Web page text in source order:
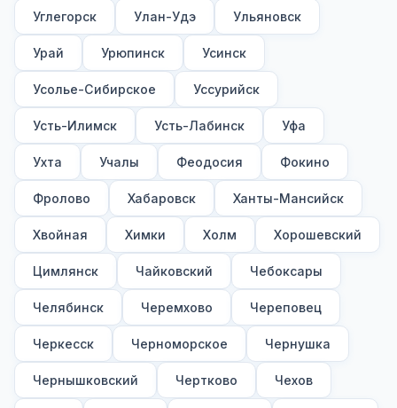
Углегорск Улан-Удэ Ульяновск
Урай Урюпинск Усинск
Усолье-Сибирское Уссурийск
Усть-Илимск Усть-Лабинск Уфа
Ухта Учалы Феодосия Фокино
Фролово Хабаровск Ханты-Мансийск
Хвойная Химки Холм Хорошевский
Цимлянск Чайковский Чебоксары
Челябинск Черемхово Череповец
Черкесск Черноморское Чернушка
Чернышковский Чертково Чехов